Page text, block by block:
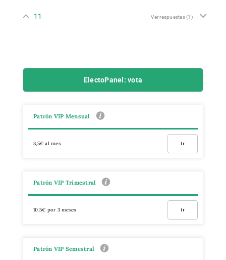
11 Ver respuestas(1)
ElectoPanel: vota
Patrón VIP Mensual
3,5€ al mes Ir
Patrón VIP Trimestral
10,5€ por 3 meses Ir
Patrón VIP Semestral